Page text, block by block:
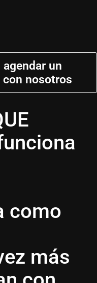
un
nosotros
como
más